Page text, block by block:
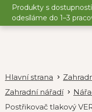
Přejít
obsah
Produkty s dostupností
odesíláme do 1–3
Zahradní nářadí
Postřikovač tlakový